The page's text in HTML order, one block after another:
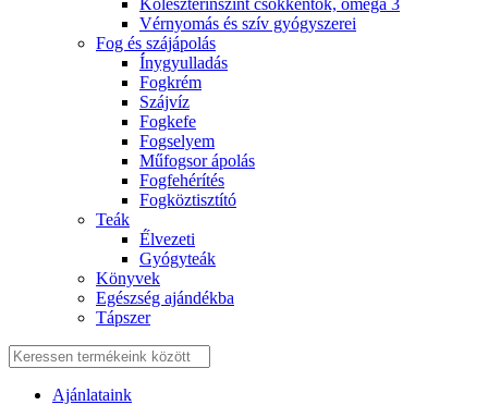
Koleszterinszint csökkentők, omega 3
Vérnyomás és szív gyógyszerei
Fog és szájápolás
Í́nygyulladás
Fogkrém
Szájvíz
Fogkefe
Fogselyem
Műfogsor ápolás
Fogfehérítés
Fogköztisztító
Teák
É́lvezeti
Gyógyteák
Könyvek
Egészség ajándékba
Tápszer
Ajánlataink